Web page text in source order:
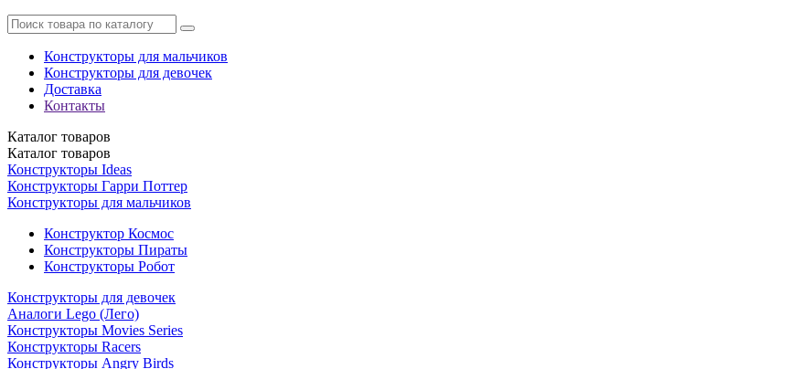
Конструкторы для мальчиков
Конструкторы для девочек
Доставка
Контакты
Каталог товаров
Каталог товаров
Конструкторы Ideas
Конструкторы Гарри Поттер
Конструкторы для мальчиков
Конструктор Космос
Конструкторы Пираты
Конструкторы Робот
Конструкторы для девочек
Аналоги Lego (Лего)
Конструкторы Movies Series
Конструкторы Racers
Конструкторы Angry Birds